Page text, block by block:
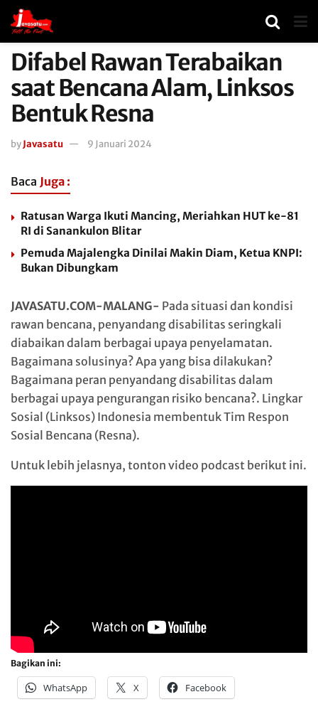
Difabel Rawan Terabaikan
saat Bencana Alam, Linksos
Bentuk Resna
byJavasatu 9 Januari 2024
Baca Juga :
Ratusan Warga Ikuti Mancing, Meriahkan HUT ke-81
RI di Sanankulon Blitar
Pemuda Majalengka Dinilai Makin Diam, Ketua KNPI:
Bukan Dibungkam
JAVASATU.COM-MALANG- Pada situasi dan kondisi
rawan bencana, penyandang disabilitas seringkali
diabaikan dalam berbagai upaya penyelamatan.
Bagaimana solusinya? Apa yang bisa dilakukan?
Bagaimana peran penyandang disabilitas dalam
berbagai upaya pengurangan risiko bencana?. Lingkar
Sosial (Linksos) Indonesia membentuk Tim Respon
Sosial Bencana (Resna).
Untuk lebih jelasnya, tonton video podcast berikut ini.
Bagikan ini:
WhatsApp X Facebook